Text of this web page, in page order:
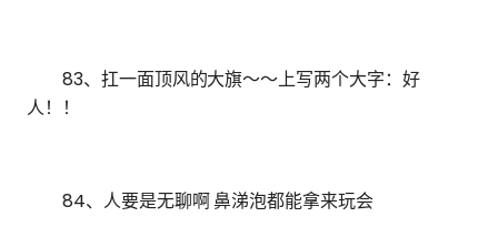
83、扛一面顶风的大旗～～上写两个大字：好
人！！
84、人要是无聊啊 鼻涕泡都能拿来玩会